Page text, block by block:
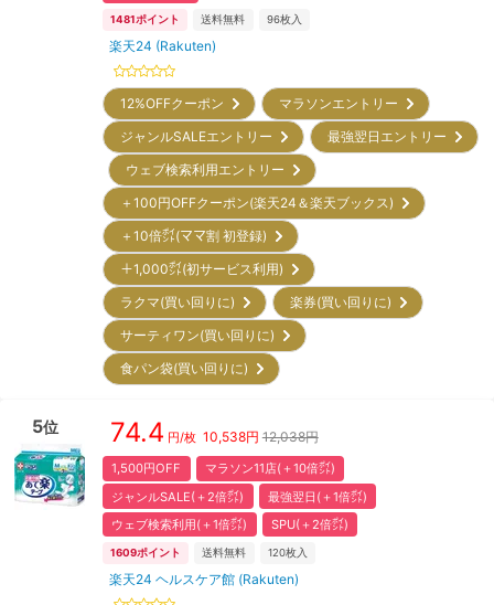
1481ポイント 送料無料 96枚入
楽天24 (Rakuten)
12%OFFクーポン
マラソンエントリー
ジャンルSALEエントリー
最強翌日エントリー
ウェブ検索利用エントリー
＋100円OFFクーポン(楽天24＆楽天ブックス)
＋10倍㌽(ママ割 初登録)
＋1,000㌽(初サービス利用)
ラクマ(買い回りに)
楽券(買い回りに)
サーティワン(買い回りに)
食パン袋(買い回りに)
5位 74.4 円/枚 10,538円 12,038円
1,500円OFF
マラソン11店(＋10倍㌽)
ジャンルSALE(＋2倍㌽)
最強翌日(＋1倍㌽)
ウェブ検索利用(＋1倍㌽)
SPU(＋2倍㌽)
1609ポイント 送料無料 120枚入
楽天24 ヘルスケア館 (Rakuten)